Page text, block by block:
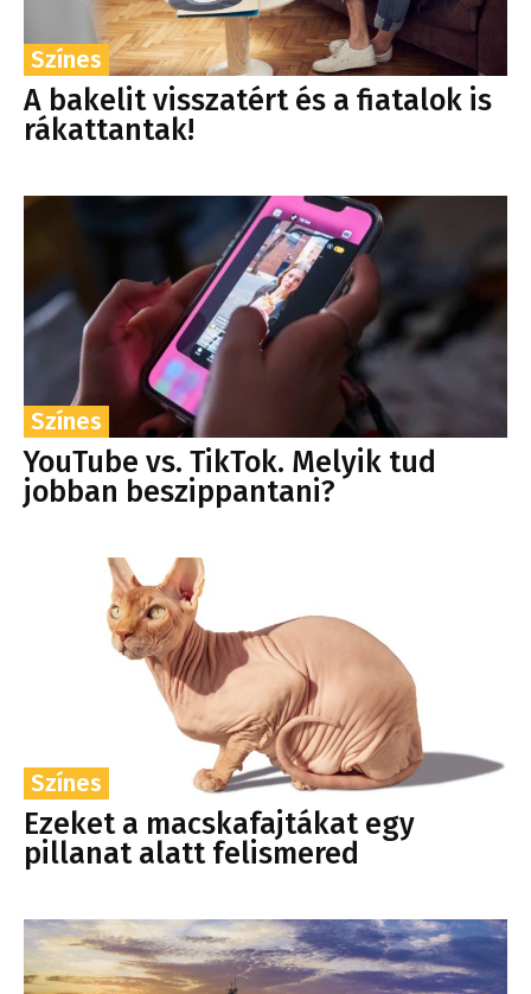
Színes
A bakelit visszatért és a fiatalok is
rákattantak!
Színes
YouTube vs. TikTok. Melyik tud
jobban beszippantani?
Színes
Ezeket a macskafajtákat egy
pillanat alatt felismered